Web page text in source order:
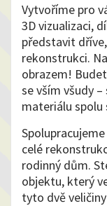
Vytvoříme pro
3D vizualizaci,
představit
rekonstrukci.
obrazem!
se vším všudy
materiálu spolu
celé
rodinný dům.
objektu, který
tyto dvě